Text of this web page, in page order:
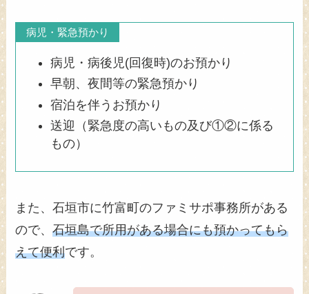
病児・緊急預かり
病児・病後児(回復時)のお預かり
早朝、夜間等の緊急預かり
宿泊を伴うお預かり
送迎（緊急度の高いもの及び①②に係る
もの）
また、石垣市に竹富町のファミサポ事務所がある
ので、石垣島で所用がある場合にも預かってもら
えて便利です。